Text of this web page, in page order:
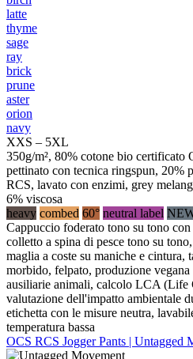
latte
thyme
sage
ray
brick
prune
aster
orion
navy
XXS – 5XL
350g/m², 80% cotone bio certificato
pettinato con tecnica ringspun, 20%
RCS, lavato con enzimi, grey
6% viscosa
heavy combed 60° neutral label
Cappuccio foderato tono su tono
colletto a spina di pesce tono su
maglia a coste su maniche e cintura,
morbido, felpato, produzione vegana
ausiliarie animali, calcolo LCA (Life
valutazione dell'impatto ambientale
etichetta con le misure neutra,
temperatura bassa
OCS RCS Jogger Pants | Untagged